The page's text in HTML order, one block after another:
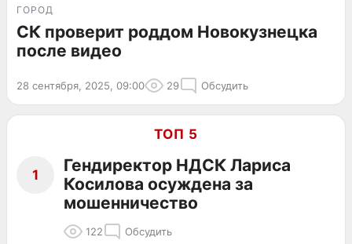
ГОРОД
СК проверит роддом Новокузнецка
после видео
28 сентября, 2025, 09:00 29 Обсудить
ТОП 5
1
Гендиректор НДСК Лариса
Косилова осуждена за
мошенничество
122 Обсудить